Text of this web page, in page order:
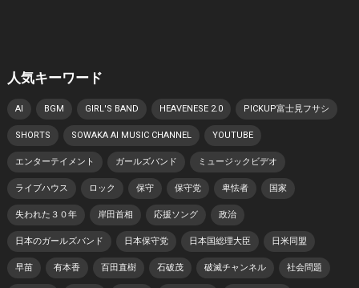
人気キーワード
AI BGM GIRL'S BAND HEAVENESE 2.0 PICKUP富士見フサシ
SHORTS SOWAKA AI MUSIC CHANNEL YOUTUBE
エンターテイメント ガールズバンド ミュージックビデオ
ライブハウス ロック 保守 保守党 卑怯者 国家
失われた３０年 岸田首相 応援ソング 政治
日本のガールズバンド 日本保守党 日本国総理大臣 日米同盟
早苗 有本香 百田直樹 石破茂 破滅チャンネル 社会問題